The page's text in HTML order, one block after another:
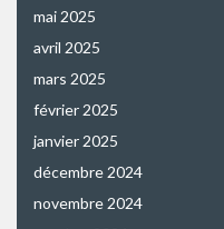
mai 2025
avril 2025
mars 2025
février 2025
janvier 2025
décembre 2024
novembre 2024